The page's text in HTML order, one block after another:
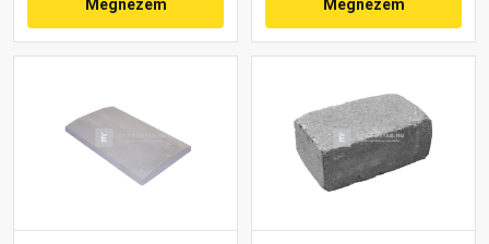
Megnézem Megnézem